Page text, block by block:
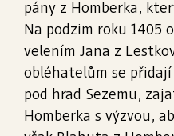
pány z Homberka,
Na podzim roku 1405
velením Jana z
obléhatelům se
pod hrad Sezemu,
Homberka s výzvou,